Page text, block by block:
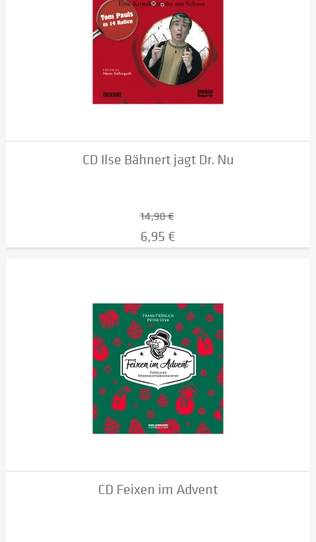
CD Ilse Bähnert jagt Dr. Nu
14,90 €
6,95 €
CD Feixen im Advent